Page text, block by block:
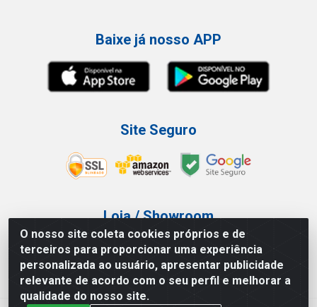
O nosso site coleta cookies próprios e de
terceiros para proporcionar uma experiência
personalizada ao usuário, apresentar publicidade
relevante de acordo com o seu perfil e melhorar a
qualidade do nosso site.
Baixe já nosso APP
Site Seguro
Loja / Showroom
Tel.: (11) 3227-0546
Av Vautier, 587/597 - Pari - São Paulo/SP